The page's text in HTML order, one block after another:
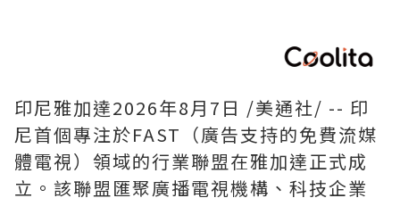
印尼雅加達2026年8月7日 /美通社/ -- 印
尼首個專注於FAST（廣告支持的免費流媒
體電視）領域的行業聯盟在雅加達正式成
立。該聯盟匯聚廣播電視機構、科技企業